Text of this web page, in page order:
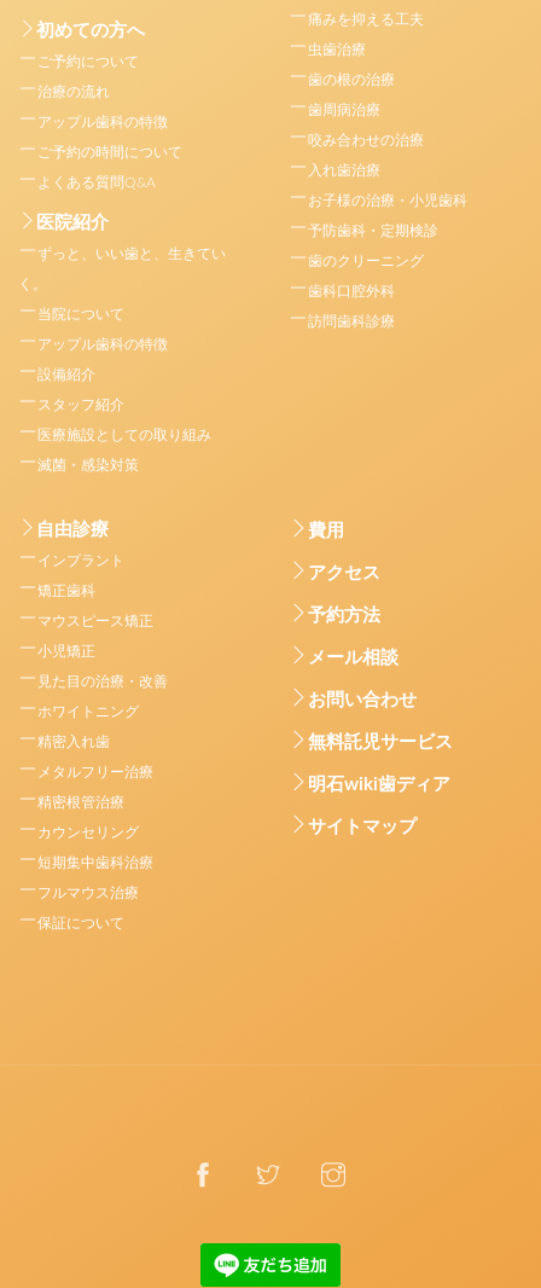
初めての方へ
ご予約について
治療の流れ
アップル歯科の特徴
ご予約の時間について
よくある質問Q&A
医院紹介
ずっと、いい歯と、生きてい
く。
当院について
アップル歯科の特徴
設備紹介
スタッフ紹介
医療施設としての取り組み
滅菌・感染対策
痛みを抑える工夫
虫歯治療
歯の根の治療
歯周病治療
咬み合わせの治療
入れ歯治療
お子様の治療・小児歯科
予防歯科・定期検診
歯のクリーニング
歯科口腔外科
訪問歯科診療
自由診療
インプラント
矯正歯科
マウスピース矯正
小児矯正
見た目の治療・改善
ホワイトニング
精密入れ歯
メタルフリー治療
精密根管治療
カウンセリング
短期集中歯科治療
フルマウス治療
保証について
費用
アクセス
予約方法
メール相談
お問い合わせ
無料託児サービス
明石wiki歯ディア
サイトマップ